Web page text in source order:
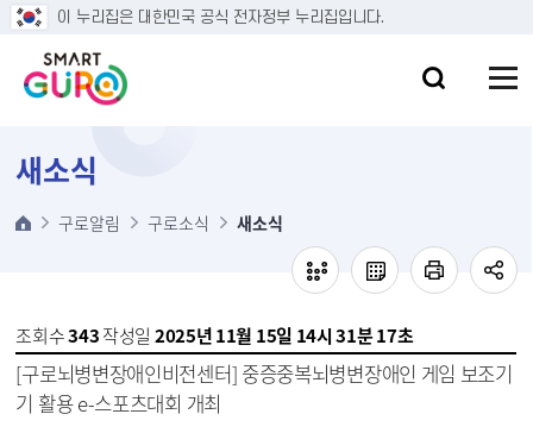
본문 바로가기
이 누리집은 대한민국 공식 전자정부 누리집입니다.
새소식
구로알림 구로소식 새소식
조회수343작성일 2025년 11월 15일 14시 31분 17초
[구로뇌병변장애인비전센터] 중증중복뇌병변장애인 게임 보조기
기 활용 e-스포츠대회 개최